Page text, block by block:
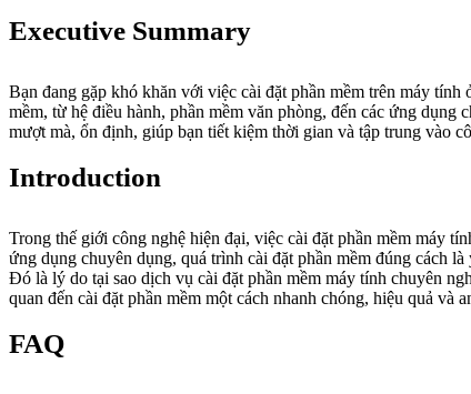
Executive Summary
Bạn đang gặp khó khăn với việc cài đặt phần mềm trên máy
mềm, từ hệ điều hành, phần mềm văn phòng, đến các ứng
mượt mà, ổn định, giúp bạn tiết kiệm thời gian và tập trung vào
Introduction
Trong thế giới công nghệ hiện đại, việc cài đặt phần mềm máy
ứng dụng chuyên dụng, quá trình cài đặt phần mềm đúng cách
Đó là lý do tại sao dịch vụ cài đặt phần mềm máy tính chuyên
quan đến cài đặt phần mềm một cách nhanh chóng, hiệu quả và
FAQ